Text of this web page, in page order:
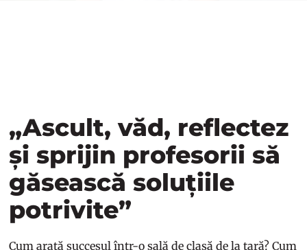
„Ascult, văd, reflectez
și sprijin profesorii să
găsească soluțiile
potrivite”
Cum arată succesul într-o sală de clasă de la țară? Cum